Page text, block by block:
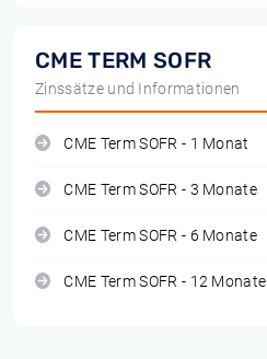
CME TERM SOFR
Zinssätze und Informationen
CME Term SOFR - 1 Monat
CME Term SOFR - 3 Monate
CME Term SOFR - 6 Monate
CME Term SOFR - 12 Monate